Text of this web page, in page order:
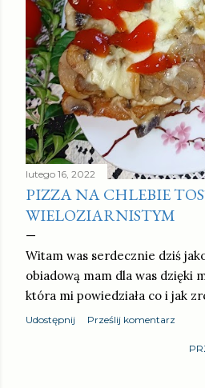
lutego 16, 2022
PIZZA NA CHLEBIE
WIELOZIARNISTYM
Witam was serdecznie dziś
obiadową mam dla was dzięki
która mi powiedziała co i jak
Udostępnij Prześlij komentarz